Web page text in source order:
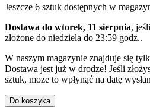
Jeszcze 6 sztuk dostępnych w
Dostawa do wtorek, 11 sierpnia,
złożone do niedziela do 23:59 godz..
W naszym magazynie znajduje się
Dostawa jest już w drodze! Jeśli
sztuk, może to wpłynąć na datę
Do koszyka